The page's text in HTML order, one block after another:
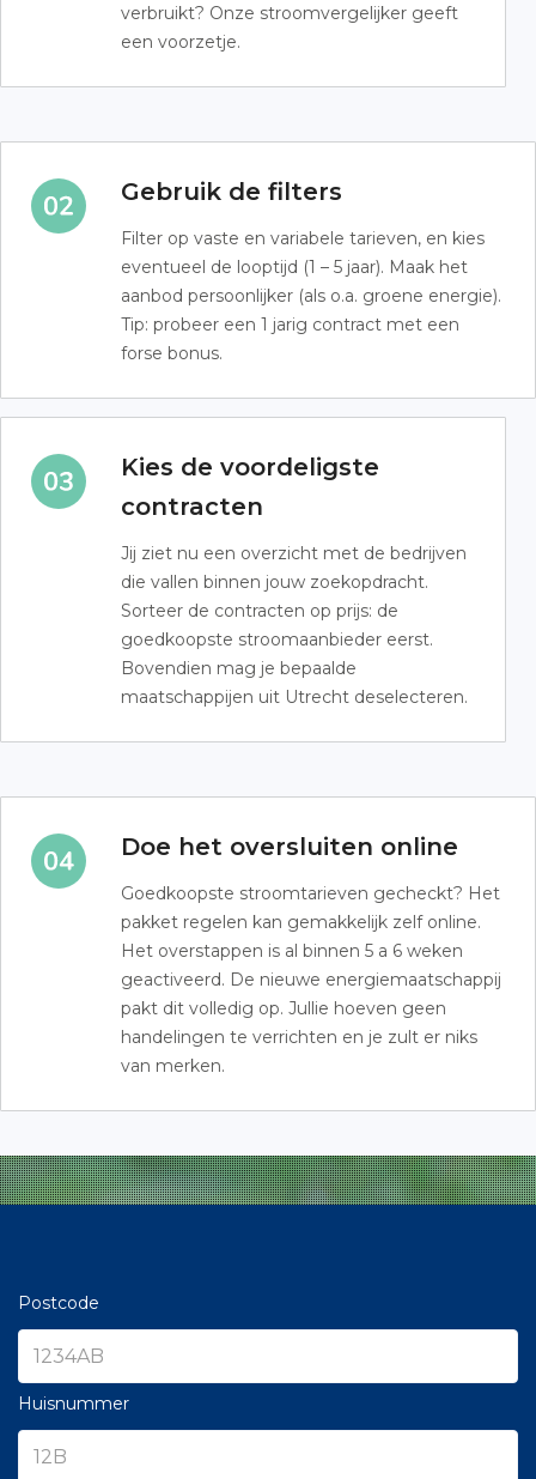
verbruikt? Onze stroomvergelijker geeft
een voorzetje.
Gebruik de filters
Filter op vaste en variabele tarieven, en kies
eventueel de looptijd (1 – 5 jaar). Maak het
aanbod persoonlijker (als o.a. groene energie).
Tip: probeer een 1 jarig contract met een
forse bonus.
Kies de voordeligste
contracten
Jij ziet nu een overzicht met de bedrijven
die vallen binnen jouw zoekopdracht.
Sorteer de contracten op prijs: de
goedkoopste stroomaanbieder eerst.
Bovendien mag je bepaalde
maatschappijen uit Utrecht deselecteren.
Doe het oversluiten online
Goedkoopste stroomtarieven gecheckt? Het
pakket regelen kan gemakkelijk zelf online.
Het overstappen is al binnen 5 a 6 weken
geactiveerd. De nieuwe energiemaatschappij
pakt dit volledig op. Jullie hoeven geen
handelingen te verrichten en je zult er niks
van merken.
Postcode
Huisnummer